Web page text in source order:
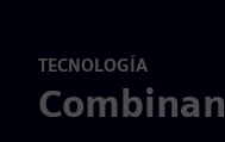
TECNOLOGÍA